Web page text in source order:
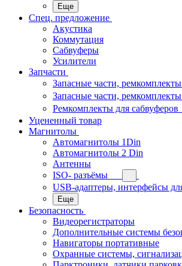
Еще
Спец. предложение
Акустика
Коммутация
Сабвуферы
Усилители
Запчасти
Запасные части,
Запасные части,
Ремкомплекты для сабвуферов
Уцененный товар
Магнитолы
Автомагнитолы 1Din
Автомагнитолы 2 Din
Антенны
ISO- разъёмы
USB-адаптеры, интерфейсы
Еще
Безопасность
Видеорегистраторы
Дополнительные системы
Навигаторы портативные
Охранные системы,